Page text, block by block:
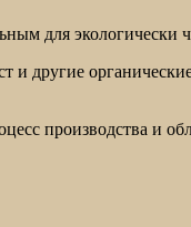
для экологически
и другие
производства и